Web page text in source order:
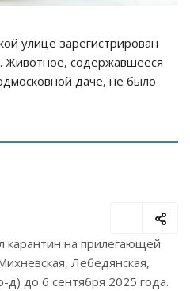
улице зарегистрирован
Животное, содержавшееся
даче, не было
карантин на прилегающей
Лебедянская,
д) до 6 сентября 2025 года.